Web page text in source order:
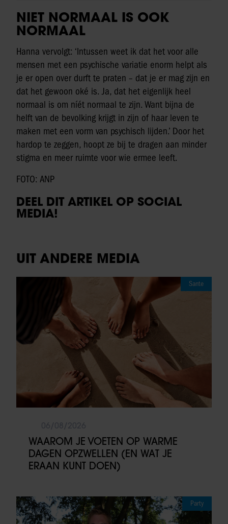
NIET NORMAAL IS OOK
NORMAAL
Hanna vervolgt: ‘Intussen weet ik dat het voor alle
mensen met een psychische variatie enorm helpt als
je er open over durft te praten – dat je er mag zijn en
dat het gewoon oké is. Ja, dat het eigenlijk heel
normaal is om níét normaal te zijn. Want bijna de
helft van de bevolking krijgt in zijn of haar leven te
maken met een vorm van psychisch lijden.’ Door het
hardop te zeggen, hoopt ze bij te dragen aan minder
stigma en meer ruimte voor wie ermee leeft.
FOTO: ANP
DEEL DIT ARTIKEL OP SOCIAL
MEDIA!
UIT ANDERE MEDIA
Sante
WAAROM JE VOETEN OP WARME
DAGEN OPZWELLEN (EN WAT JE
ERAAN KUNT DOEN)
Party